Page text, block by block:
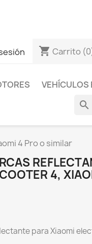
shopping_cart Carrito
VEHÍCULOS
search
4 Pro o similar
4,
para Xiaomi